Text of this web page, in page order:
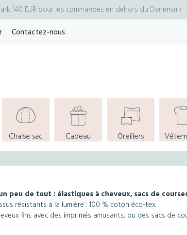
140 EUR pour les commandes en dehors du Danemark.
Contactez-nous
Chaise sac Cadeau Oreillers
peu de tout : élastiques à cheveux, sacs de
résistants à la lumière : 100 % coton éco-tex.
fins avec des imprimés amusants, ou des sacs de